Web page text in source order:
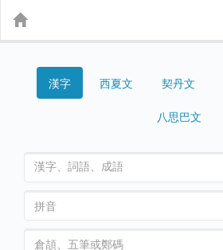
漢字 西夏文 契丹文
八思巴文